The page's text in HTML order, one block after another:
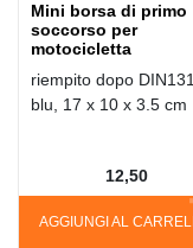
Mini borsa di primo
soccorso per
motocicletta
riempito dopo
blu, 17 x 10 x 3.5 cm
AGGIUNGI AL
12,50